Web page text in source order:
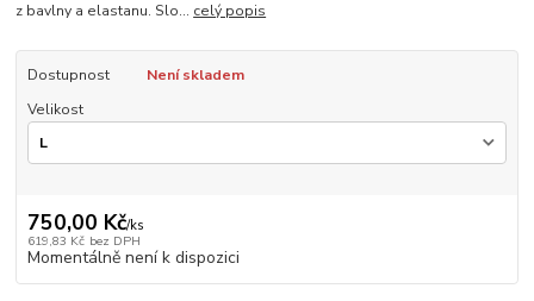
z bavlny a elastanu. Slo... celý popis
Dostupnost
Není skladem
Velikost
750,00 Kč/ks
619,83 Kč bez DPH
Momentálně není k dispozici